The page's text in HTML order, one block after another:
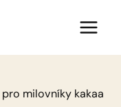
pro milovníky kakaa